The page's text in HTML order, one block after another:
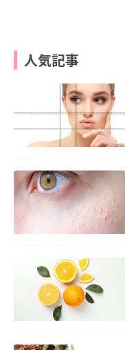
人気記事